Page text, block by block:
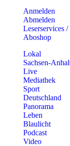
Anmelden
Abmelden
Leserservices
Aboshop
Lokal
Sachsen-
Live
Mediathek
Sport
Deutschland
Panorama
Leben
Blaulicht
Podcast
Video